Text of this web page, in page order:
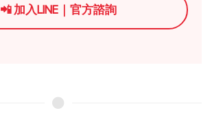
📲 加入LINE｜官方諮詢